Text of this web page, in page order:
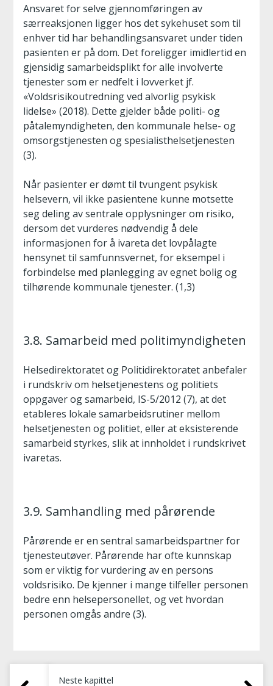
Ansvaret for selve gjennomføringen av
særreaksjonen ligger hos det sykehuset som til
enhver tid har behandlingsansvaret under tiden
pasienten er på dom. Det foreligger imidlertid en
gjensidig samarbeidsplikt for alle involverte
tjenester som er nedfelt i lovverket jf.
«Voldsrisikoutredning ved alvorlig psykisk
lidelse» (2018). Dette gjelder både politi- og
påtalemyndigheten, den kommunale helse- og
omsorgstjenesten og spesialisthelsetjenesten
(3).
Når pasienter er dømt til tvungent psykisk
helsevern, vil ikke pasientene kunne motsette
seg deling av sentrale opplysninger om risiko,
dersom det vurderes nødvendig å dele
informasjonen for å ivareta det lovpålagte
hensynet til samfunnsvernet, for eksempel i
forbindelse med planlegging av egnet bolig og
tilhørende kommunale tjenester. (1,3)
3.8. Samarbeid med politimyndigheten
Helsedirektoratet og Politidirektoratet anbefaler
i rundskriv om helsetjenestens og politiets
oppgaver og samarbeid, IS-5/2012 (7), at det
etableres lokale samarbeidsrutiner mellom
helsetjenesten og politiet, eller at eksisterende
samarbeid styrkes, slik at innholdet i rundskrivet
ivaretas.
3.9. Samhandling med pårørende
Pårørende er en sentral samarbeidspartner for
tjenesteutøver. Pårørende har ofte kunnskap
som er viktig for vurdering av en persons
voldsrisiko. De kjenner i mange tilfeller personen
bedre enn helsepersonellet, og vet hvordan
personen omgås andre (3).
Neste kapittel